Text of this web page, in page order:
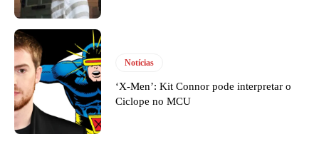
Notícias
‘X-Men’: Kit Connor pode interpretar o
Ciclope no MCU